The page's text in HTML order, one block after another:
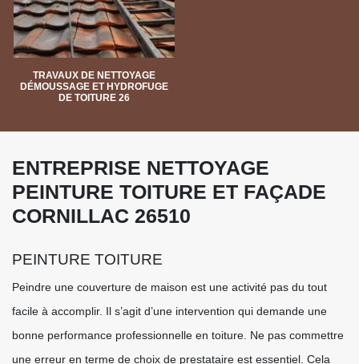
TRAVAUX DE NETTOYAGE
DÉMOUSSAGE ET HYDROFUGE
DE TOITURE 26
ENTREPRISE NETTOYAGE
PEINTURE TOITURE ET FAÇADE
CORNILLAC 26510
PEINTURE TOITURE
Peindre une couverture de maison est une activité pas du tout
facile à accomplir. Il s’agit d’une intervention qui demande une
bonne performance professionnelle en toiture. Ne pas commettre
une erreur en terme de choix de prestataire est essentiel. Cela